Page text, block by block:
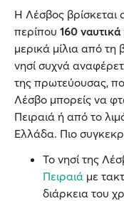
Η Λέσβος βρίσκεται
περίπου 160 ναυτικά
μερικά μίλια από τη
νησί συχνά
της πρωτεύουσας,
Λέσβο μπορείς να
Πειραιά ή από το
Ελλάδα. Πιο
Το νησί της
Πειραιά με
διάρκεια του